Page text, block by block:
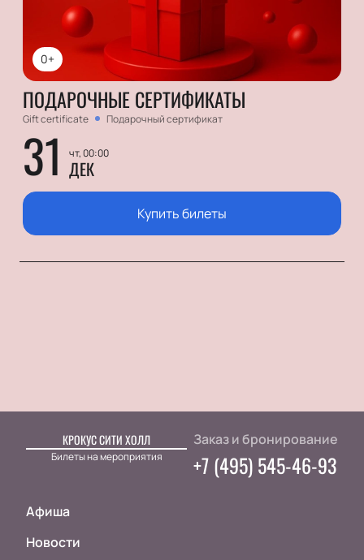
0+
ПОДАРОЧНЫЕ СЕРТИФИКАТЫ
Gift certificate Подарочный сертификат
31 чт, 00:00
ДЕК
Купить билеты
КРОКУС СИТИ ХОЛЛ
Билеты на мероприятия
Афиша
Новости
Заказ и бронирование
+7 (495) 545-46-93